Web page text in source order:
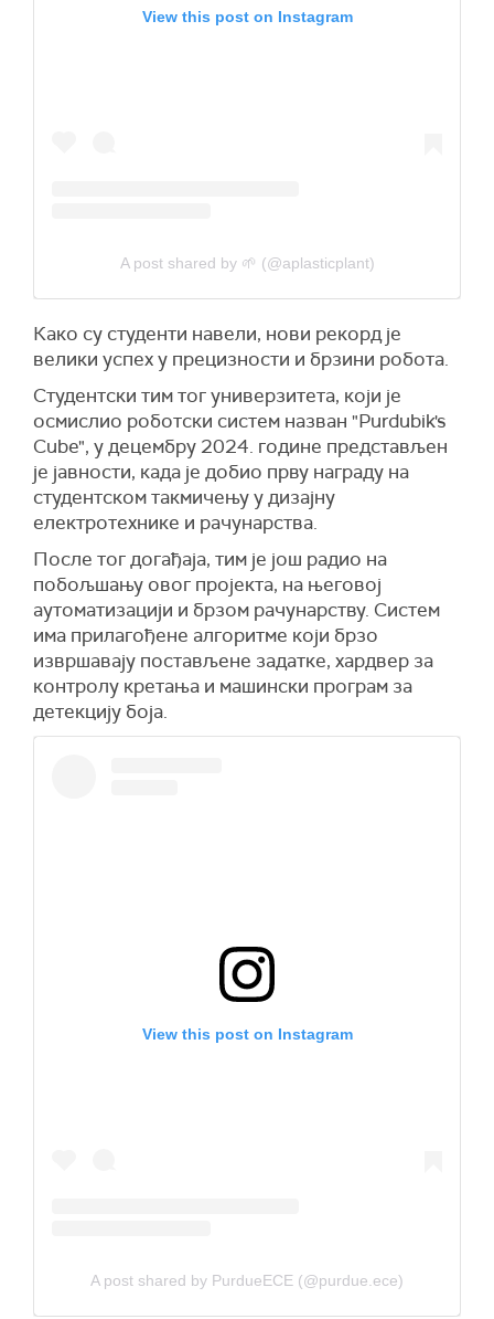
View this post on Instagram
A post shared by 🌱 (@aplasticplant)
Како су студенти навели, нови рекорд је
велики успех у прецизности и брзини робота.
Студентски тим тог универзитета, који је
осмислио роботски систем назван "Purdubik's
Cube", у децембру 2024. године представљен
је јавности, када је добио прву награду на
студентском такмичењу у дизајну
електротехнике и рачунарства.
После тог догађаја, тим је још радио на
побољшању овог пројекта, на његовој
аутоматизацији и брзом рачунарству. Систем
има прилагођене алгоритме који брзо
извршавају постављене задатке, хардвер за
контролу кретања и машински програм за
детекцију боја.
View this post on Instagram
A post shared by PurdueECE (@purdue.ece)